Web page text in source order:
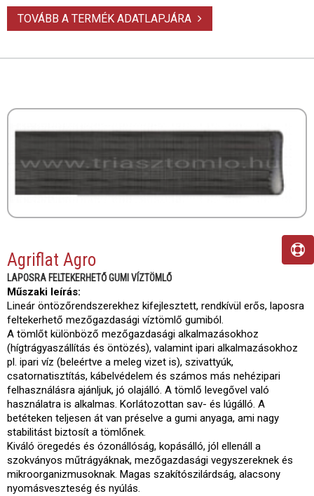
TOVÁBB A TERMÉK ADATLAPJÁRA
Agriflat Agro
LAPOSRA FELTEKERHETŐ GUMI VÍZTÖMLŐ
Műszaki leírás:
Lineár öntözőrendszerekhez kifejlesztett, rendkívül erős, laposra
feltekerhető mezőgazdasági víztömlő gumiból.
A tömlőt különböző mezőgazdasági alkalmazásokhoz
(hígtrágyaszállítás és öntözés), valamint ipari alkalmazásokhoz
pl. ipari víz (beleértve a meleg vizet is), szivattyúk,
csatornatisztítás, kábelvédelem és számos más nehézipari
felhasználásra ajánljuk, jó olajálló. A tömlő levegővel való
használatra is alkalmas. Korlátozottan sav- és lúgálló. A
betéteken teljesen át van préselve a gumi anyaga, ami nagy
stabilitást biztosít a tömlőnek.
Kiváló öregedés és ózonállóság, kopásálló, jól ellenáll a
szokványos műtrágyáknak, mezőgazdasági vegyszereknek és
mikroorganizmusoknak. Magas szakítószilárdság, alacsony
nyomásveszteség és nyúlás.